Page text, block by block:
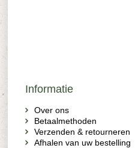
Informatie
Over ons
Betaalmethoden
Verzenden & retourneren
Afhalen van uw bestelling